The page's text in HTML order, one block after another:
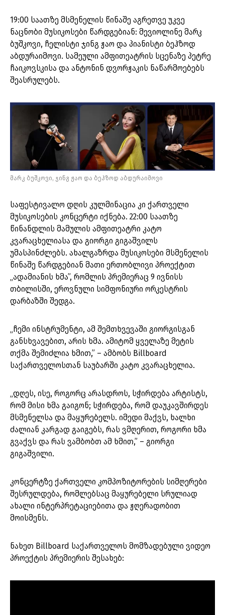
19:00 საათზე მსმენელის წინაშე აგრეთვე უკვე
ნაცნობი მუსიკოსები წარდგებიან: მევიოლინე მარკ
ბუშკოვი, ჩელისტი ჯინგ ჟაო და პიანისტი ბეჰზოდ
აბდურაიმოვი. სამეული ამფითეატრის სცენაზე პეტრე
ჩაიკოვსკისა და ანტონინ დვორჟაკის ნაწარმოებებს
შეასრულებს.
მარკ ბუშკოვი, ჯინგ ჟაო და ბეჰზოდ აბდურაიმოვი
საფესტივალო დღის კულმინაცია კი ქართველი
მუსიკოსების კონცერტი იქნება. 22:00 საათზე
წინანდლის მამულის ამფითეატრი კატო
კვარაცხელიასა და გიორგი გიგაშვილს
უმასპინძლებს. ახალგაზრდა მუსიკოსები მსმენელის
წინაშე წარდგებიან მათი ერთობლივი პროექტით
„ადამიანის ხმა”, რომლის პრემიერაც 9 ივნისს
თბილისში, ეროვნული სიმფონიური ორკესტრის
დარბაზში შედგა.
„ჩემი ინსტრუმენტი, ამ შემთხვევაში გიორგისგან
განსხვავებით, არის ხმა. ამიტომ ყველაზე მეტის
თქმა შემიძლია ხმით,” – ამბობს Billboard
საქართველოსთან საუბარში კატო კვარაცხელია.
„დღეს, ისე, როგორც არასდროს, სჭირდება არტისტს,
რომ მისი ხმა გაიგონ; სჭირდება, რომ დაუკავშირდეს
მსმენელსა და მაყურებელს. იმედი მაქვს, ხალხი
ძალიან კარგად გაიგებს, რას ვმღერით, როგორი ხმა
გვაქვს და რას ვამბობთ ამ ხმით,” – გიორგი
გიგაშვილი.
კონცერტზე ქართველი კომპოზიტორების სიმღერები
შესრულდება, რომლებსაც მაყურებელი სრულიად
ახალი ინტერპრეტაციებითა და ჟღერადობით
მოისმენს.
ნახეთ Billboard საქართველოს მომზადებული ვიდეო
პროექტის პრემიერის შესახებ: